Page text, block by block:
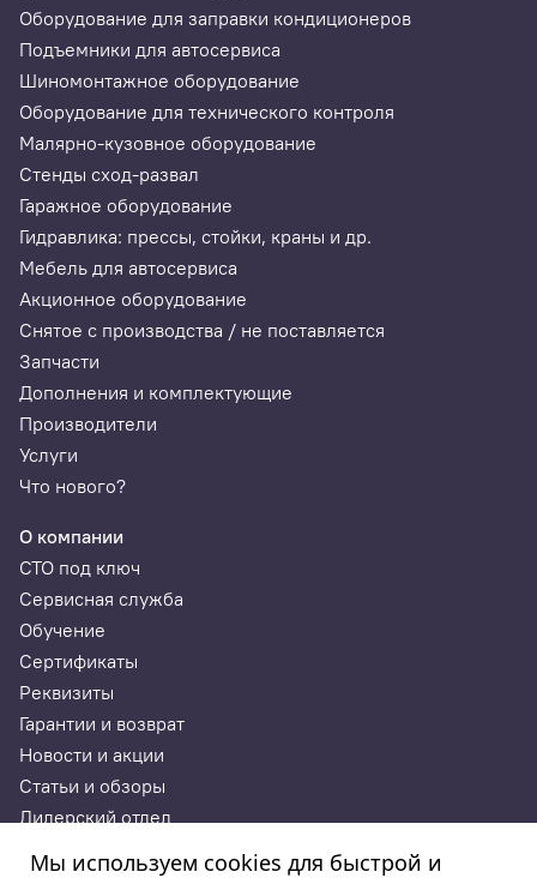
Оборудование для заправки кондиционеров
Подъемники для автосервиса
Шиномонтажное оборудование
Оборудование для технического контроля
Малярно-кузовное оборудование
Стенды сход-развал
Гаражное оборудование
Гидравлика: прессы, стойки, краны и др.
Мебель для автосервиса
Акционное оборудование
Снятое с производства / не поставляется
Запчасти
Дополнения и комплектующие
Производители
Услуги
Что нового?
О компании
СТО под ключ
Сервисная служба
Обучение
Сертификаты
Реквизиты
Гарантии и возврат
Новости и акции
Статьи и обзоры
Дилерский отдел
Мы используем cookies для быстрой и